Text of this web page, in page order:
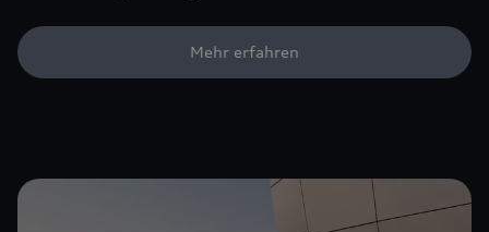
Mehr erfahren